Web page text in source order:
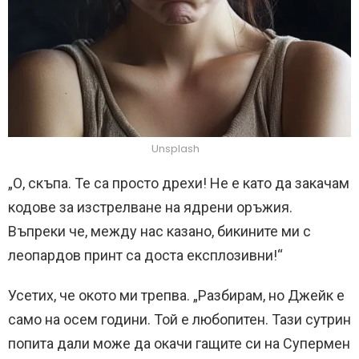
Unsplash
„О, скъпа. Те са просто дрехи! Не е като да закачам
кодове за изстрелване на ядрени оръжия.
Въпреки че, между нас казано, бикините ми с
леопардов принт са доста експлозивни!“
Усетих, че окото ми трепва. „Разбирам, но Джейк е
само на осем години. Той е любопитен. Тази сутрин
попита дали може да окачи гащите си на Супермен